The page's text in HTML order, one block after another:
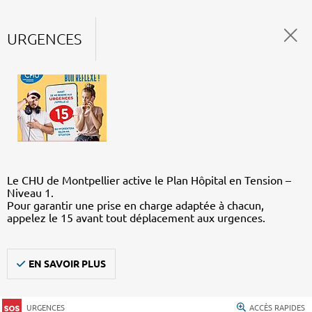
URGENCES
Le CHU de Montpellier active le Plan Hôpital en Tension –
Niveau 1.
Pour garantir une prise en charge adaptée à chacun,
appelez le 15 avant tout déplacement aux urgences.
EN SAVOIR PLUS
URGENCES ACCÈS RAPIDES